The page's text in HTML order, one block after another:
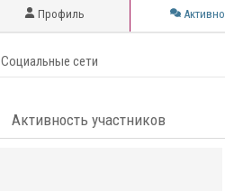
Профиль
Социальные сети
Активность участников